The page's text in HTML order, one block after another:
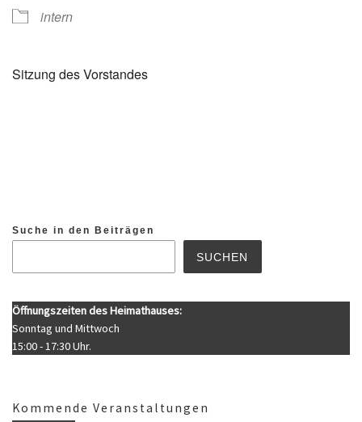
intern
Sitzung des Vorstandes
Suche in den Beiträgen
SUCHEN
Öffnungszeiten des Heimathauses:
Sonntag und Mittwoch
15:00 - 17:30 Uhr.
Kommende Veranstaltungen